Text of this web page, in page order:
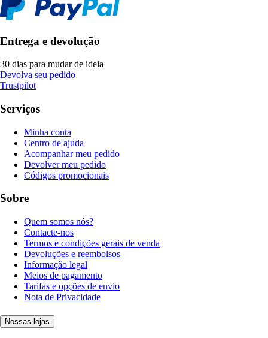
Entrega e devolução
30 dias para mudar de ideia
Devolva seu pedido
Trustpilot
Serviços
Minha conta
Centro de ajuda
Acompanhar meu pedido
Devolver meu pedido
Códigos promocionais
Sobre
Quem somos nós?
Contacte-nos
Termos e condições gerais de venda
Devoluções e reembolsos
Informação legal
Meios de pagamento
Tarifas e opções de envio
Nota de Privacidade
Nossas lojas